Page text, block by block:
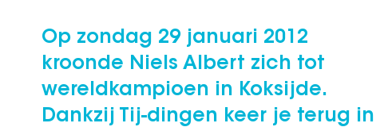
Op zondag 29 januari 2012
kroonde Niels Albert zich tot
wereldkampioen in Koksijde.
Dankzij Tij-dingen keer je terug in